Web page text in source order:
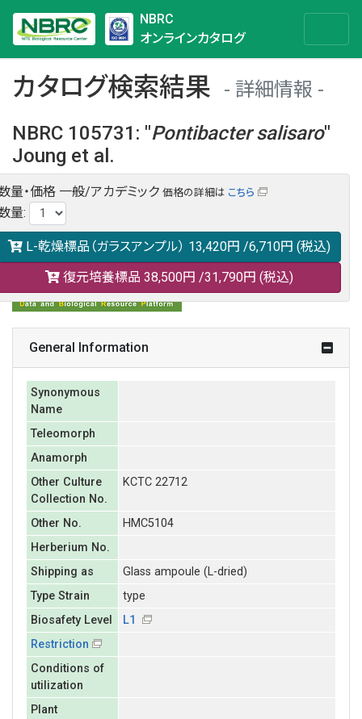
NBRC
オンラインカタログ
カタログ検索結果
詳細情報
NBRC 105731 : "Pontibacter salisaro"
Joung et al.
NBRC 105731の情報や関連データは以下のバナー(DBRP)か
らご覧ください。
日本語での検索も可能です。
量・価格 一般/アカデミック 価格の詳細は こちら
量:
L-乾燥標品（ガラスアンプル） 13,420円 /6,710円 (税込)
復元培養標品 38,500円 /31,790円 (税込)
General Information
Synonymous
Name
Teleomorph
Anamorph
Other Culture
Collection No.
KCTC 22712
Other No.
HMC5104
Herberium No.
Shipping as
Glass ampoule (L-dried)
Type Strain
type
Biosafety Level
L1
Restriction
Conditions of
utilization
Plant